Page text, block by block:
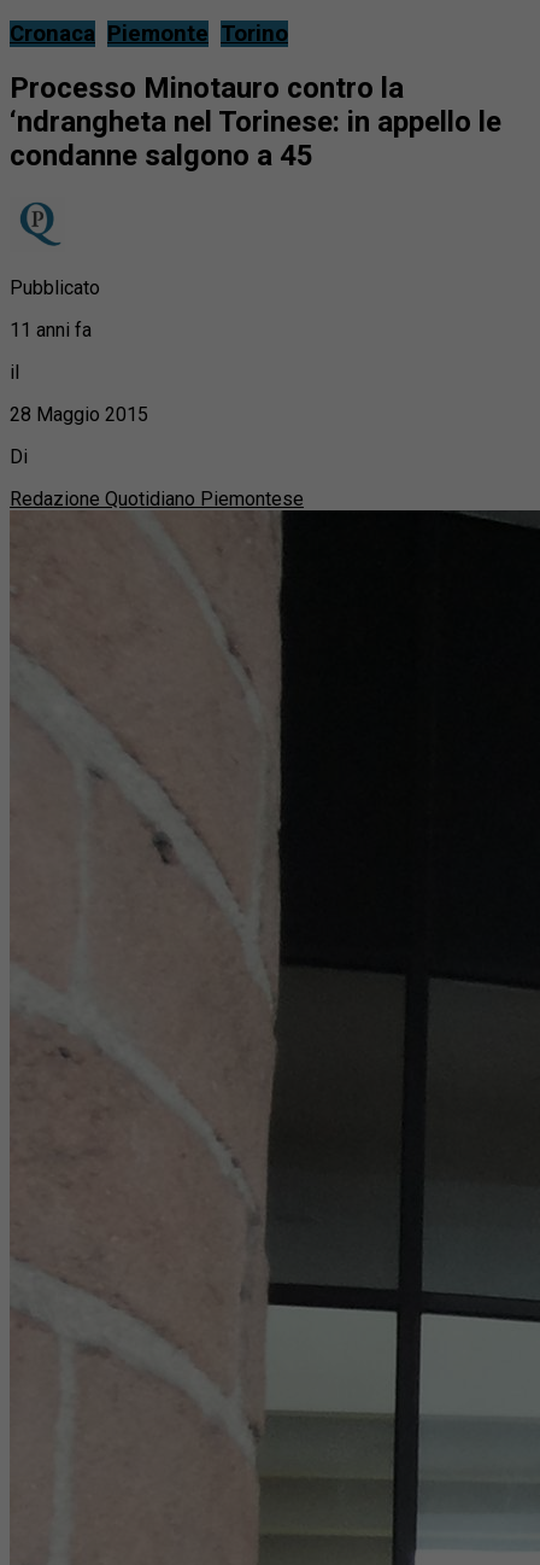
Cronaca Piemonte Torino
Processo Minotauro contro la
‘ndrangheta nel Torinese: in appello le
condanne salgono a 45
Pubblicato
11 anni fa
il
28 Maggio 2015
Di
Redazione Quotidiano Piemontese